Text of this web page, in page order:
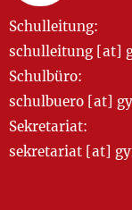
Schulleitung:
schulleitung [at]
Schulbüro:
schulbuero [at]
Sekretariat:
sekretariat [at]